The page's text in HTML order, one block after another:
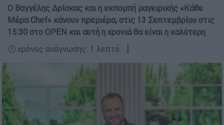
Ο Βαγγέλης Δρίσκας και η εκπομπή μαγειρικής «Κάθε
Μέρα Chef» κάνουν πρεμιέρα, στις 13 Σεπτεμβρίου στις
15:30 στο OPEN και αυτή η χρονιά θα είναι η καλύτερη
🕛 χρόνος ανάγνωσης: 1 λεπτό ┋